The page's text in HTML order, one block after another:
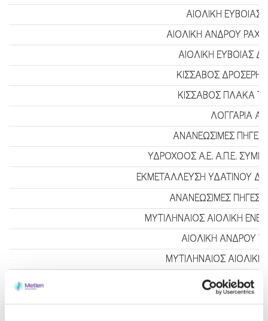
ΑΙΟΛΙΚΗ ΕΥΒΟΙΑΣ
ΑΙΟΛΙΚΗ ΑΝΔΡΟΥ
ΑΙΟΛΙΚΗ ΕΥΒΟΙΑΣ
ΚΙΣΣΑΒΟΣ ΔΡΟΣΕΡΗ
ΚΙΣΣΑΒΟΣ ΠΛΑΚΑ
ΛΟΓΓΑΡΙΑ
ΑΝΑΝΕΩΣΙΜΕΣ ΠΗΓΕΣ
ΥΔΡΟΧΟΟΣ Α.Ε. Α.Π.Ε.
ΕΚΜΕΤΑΛΛΕΥΣΗ ΥΔΑΤΙΝΟΥ
ΑΝΑΝΕΩΣΙΜΕΣ ΠΗΓΕΣ
ΜΥΤΙΛΗΝΑΙΟΣ ΑΙΟΛΙΚΗ
ΑΙΟΛΙΚΗ ΑΝΔΡΟΥ
ΜΥΤΙΛΗΝΑΙΟΣ
ΑΙΟΛΙΚΗ ΕΥΒΟΙΑΣ